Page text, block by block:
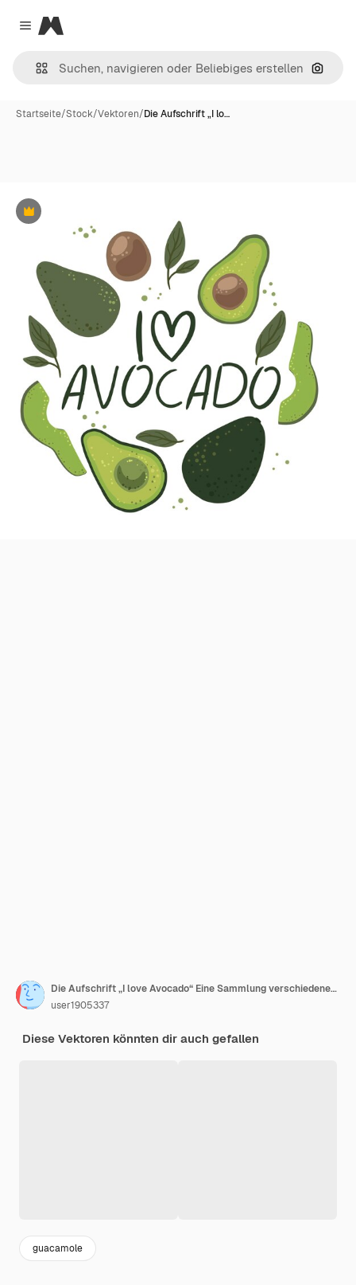
Close menu
Magnific
Nach
Startseite/Stock/Vektoren/Die Aufschrift „I lo…
Premium
Die Aufschrift „I love Avocado“ Eine Sammlung verschiedener Avocadosorten Veganer Druck
user1905337
Diese Vektoren könnten dir auch gefallen
guacamole